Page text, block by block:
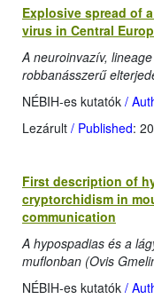
Explosive spread of
virus in Central
A neuroinvazív,
robbanásszerű
NÉBIH-es kutatók /
Lezárult / Published:
First description of
cryptorchidism in
communication
A hypospadias és a
muflonban (Ovis
NÉBIH-es kutatók /